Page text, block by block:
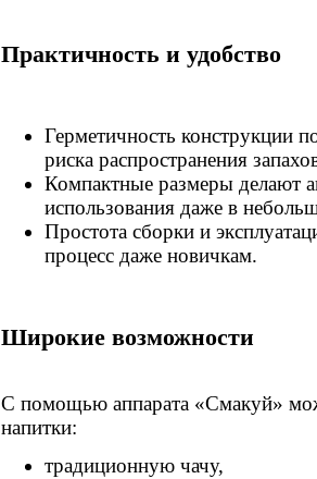
Практичность и удобство
Герметичность конструкции
риска распространения
Компактные размеры делают
использования даже в
Простота сборки и
процесс даже новичкам.
Широкие возможности
С помощью аппарата «Смакуй»
напитки:
традиционную чачу,